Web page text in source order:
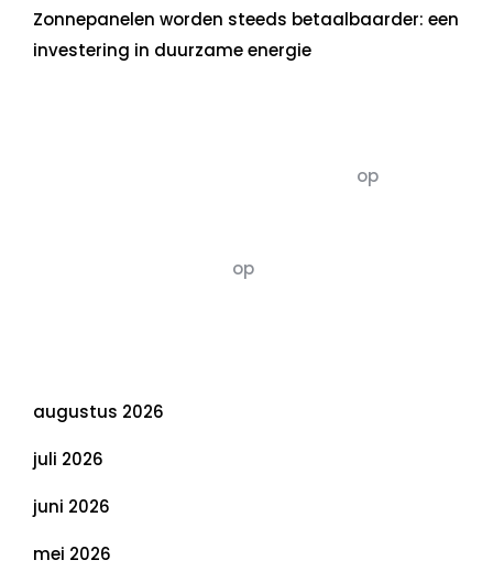
Zonnepanelen worden steeds betaalbaarder: een
investering in duurzame energie
op
op
augustus 2026
juli 2026
juni 2026
mei 2026